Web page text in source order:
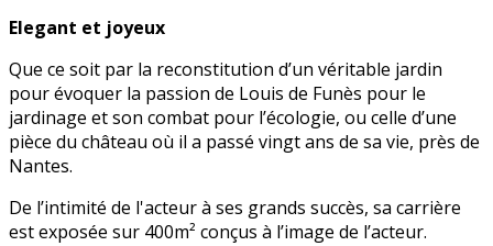
Elegant et joyeux
Que ce soit par la reconstitution d’un véritable jardin
pour évoquer la passion de Louis de Funès pour le
jardinage et son combat pour l’écologie, ou celle d’une
pièce du château où il a passé vingt ans de sa vie, près de
Nantes.
De l’intimité de l'acteur à ses grands succès, sa carrière
est exposée sur 400m² conçus à l’image de l’acteur.